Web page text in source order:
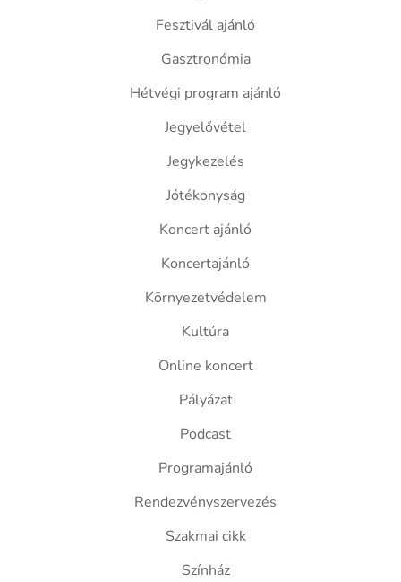
Fesztivál ajánló
Gasztronómia
Hétvégi program ajánló
Jegyelővétel
Jegykezelés
Jótékonyság
Koncert ajánló
Koncertajánló
Környezetvédelem
Kultúra
Online koncert
Pályázat
Podcast
Programajánló
Rendezvényszervezés
Szakmai cikk
Színház